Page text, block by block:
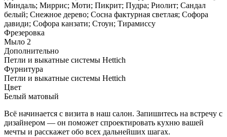
Миндаль; Миррис; Моти; Пикрит; Пудра; Риолит; Сандал
белый; Снежное дерево; Сосна фактурная светлая; Софора
давиди; Софора канзати; Стоун; Тирамиссу
Фрезеровка
Мыло 2
Дополнительно
Петли и выкатные системы Hettich
Фурнитура
Петли и выкатные системы Hettich
Цвет
Белый матовый
Всё начинается с визита в наш салон. Запишитесь на встречу с
дизайнером — он поможет спроектировать кухню вашей
мечты и расскажет обо всех дальнейших шагах.